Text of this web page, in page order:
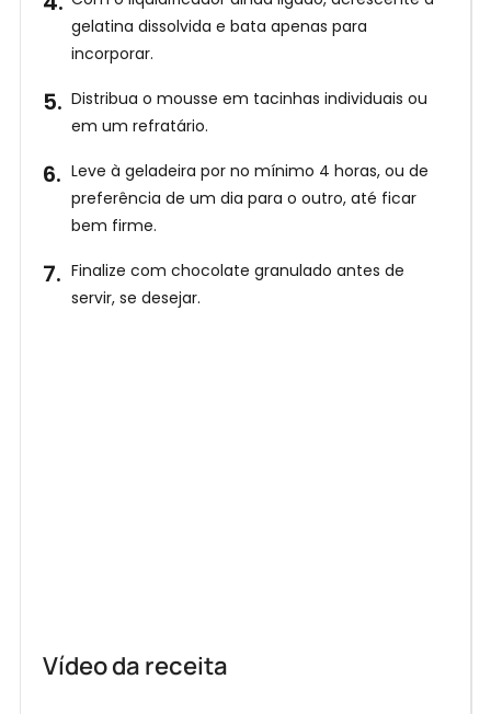
gelatina dissolvida e bata apenas para
incorporar.
Distribua o mousse em tacinhas individuais ou
em um refratário.
Leve à geladeira por no mínimo 4 horas, ou de
preferência de um dia para o outro, até ficar
bem firme.
Finalize com chocolate granulado antes de
servir, se desejar.
Vídeo da receita